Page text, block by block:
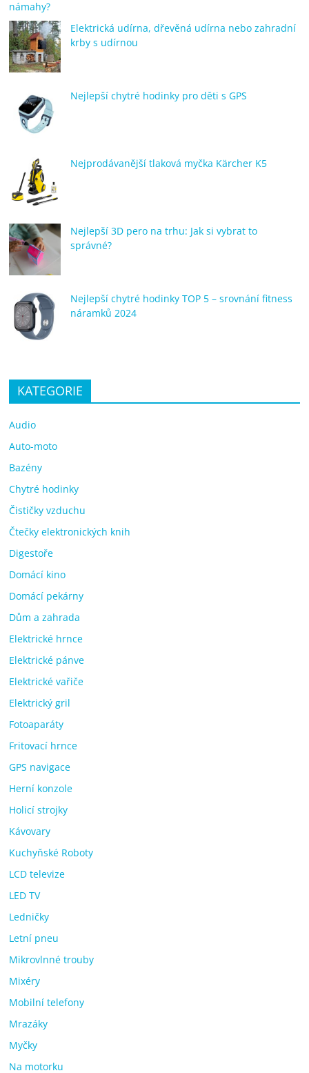
námahy?
Elektrická udírna, dřevěná udírna nebo zahradní
krby s udírnou
Nejlepší chytré hodinky pro děti s GPS
Nejprodávanější tlaková myčka Kärcher K5
Nejlepší 3D pero na trhu: Jak si vybrat to
správné?
Nejlepší chytré hodinky TOP 5 – srovnání fitness
náramků 2024
KATEGORIE
Audio
Auto-moto
Bazény
Chytré hodinky
Čističky vzduchu
Čtečky elektronických knih
Digestoře
Domácí kino
Domácí pekárny
Dům a zahrada
Elektrické hrnce
Elektrické pánve
Elektrické vařiče
Elektrický gril
Fotoaparáty
Fritovací hrnce
GPS navigace
Herní konzole
Holicí strojky
Kávovary
Kuchyňské Roboty
LCD televize
LED TV
Ledničky
Letní pneu
Mikrovlnné trouby
Mixéry
Mobilní telefony
Mrazáky
Myčky
Na motorku